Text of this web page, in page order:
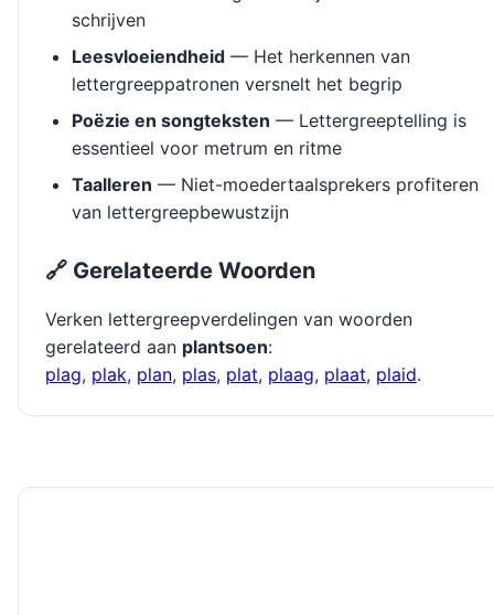
schrijven
Leesvloeiendheid — Het herkennen van
lettergreeppatronen versnelt het begrip
Poëzie en songteksten — Lettergreeptelling is
essentieel voor metrum en ritme
Taalleren — Niet-moedertaalsprekers profiteren
van lettergreepbewustzijn
🔗 Gerelateerde Woorden
Verken lettergreepverdelingen van woorden
gerelateerd aan plantsoen:
plag, plak, plan, plas, plat, plaag, plaat, plaid.